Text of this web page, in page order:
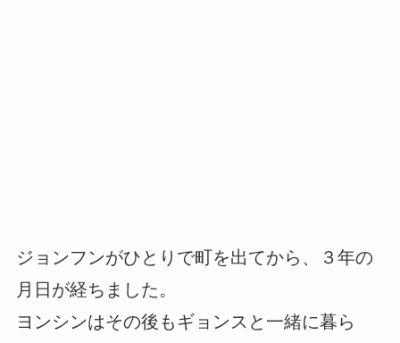
ジョンフンがひとりで町を出てから、３年の
月日が経ちました。
ヨンシンはその後もギョンスと一緒に暮ら